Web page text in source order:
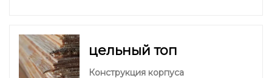
цельный топ
Конструкция корпуса